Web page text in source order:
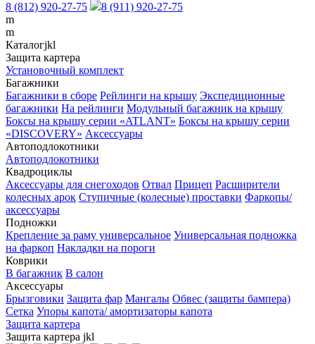
8 (812) 920-27-75
8 (911) 920-27-75
m
m
Каталогjkl
Защита картера
Установочный комплект
Багажники
Багажники в сборе Рейлинги на крышу Экспедиционные
багажники На рейлинги Модульный багажник на крышу
Боксы на крышу серии «ATLANT» Боксы на крышу серии
«DISCOVERY» Аксессуары
Автоподлокотники
Автоподлокотники
Квадроциклы
Аксессуары для снегоходов Отвал Прицеп Расширители
колесных арок Ступичные (колесные) проставки Фаркопы/
аксессуары
Подножки
Крепление за раму универсальное Универсальная подножка
на фаркоп Накладки на пороги
Коврики
В багажник В салон
Аксессуары
Брызговики Защита фар Мангалы Обвес (защиты бампера)
Сетка Упоры капота/ амортизаторы капота
Защита картера
Защита картера jkl